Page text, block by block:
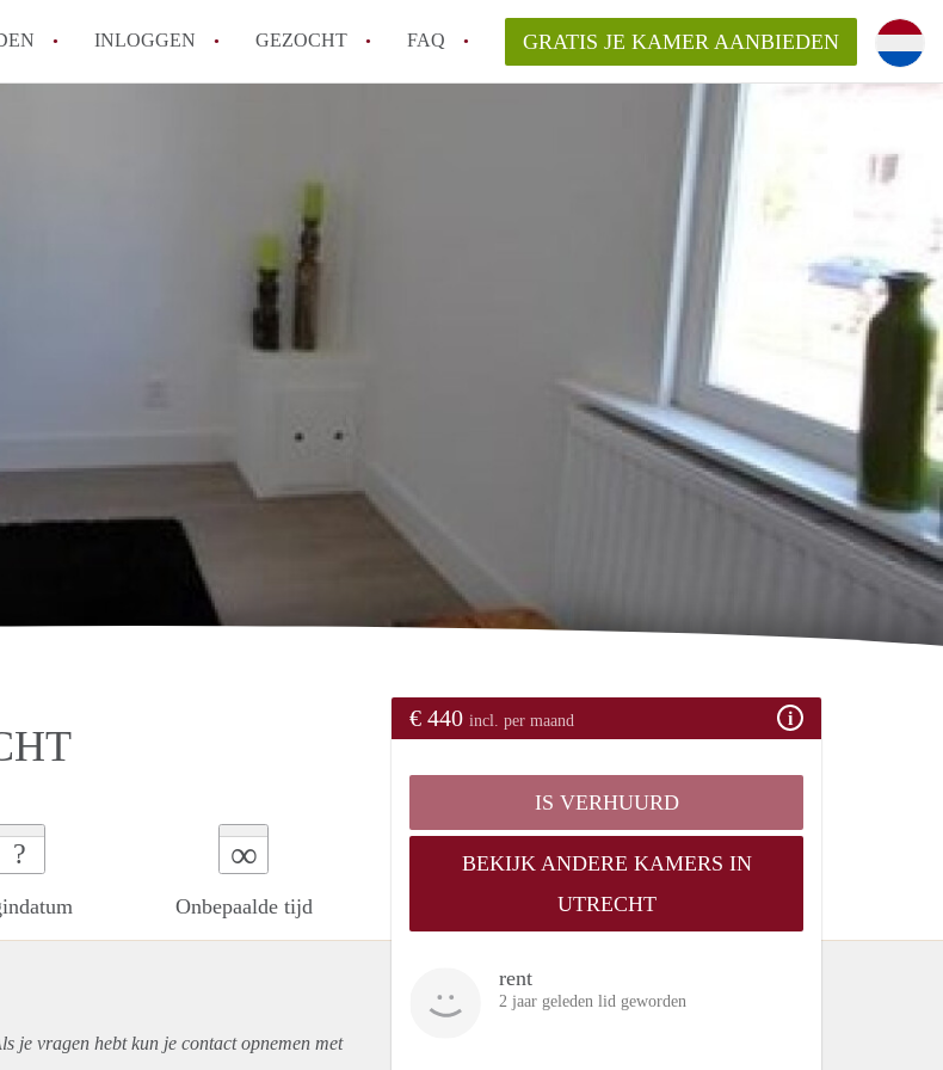
INLOGGEN GEZOCHT FAQ
Tips: om in Utrecht een kamer te vinden!
Hoe werkt Kamers Utrecht
How to translate KamersUtrecht!
Alle veelgestelde vragen
GRATIS JE KAMER AANBIEDEN
? ∞
Onbepaalde tijd
€ 440 incl. per maand
IS VERHUURD
BEKIJK ANDERE KAMERS IN
UTRECHT
rent
2 jaar geleden lid geworden
je vragen hebt kun je contact opnemen met